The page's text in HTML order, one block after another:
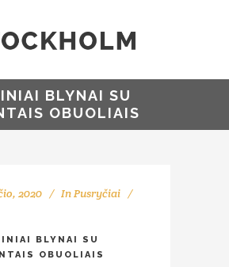
BLYNAI SU
OBUOLIAIS
2020 InPusryčiai
BLYNAI SU
OBUOLIAIS